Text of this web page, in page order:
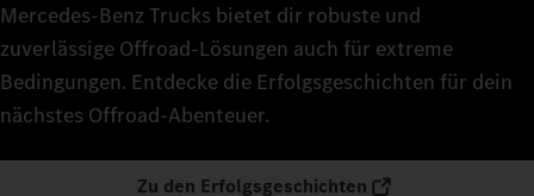
Mercedes‑Benz Trucks bietet dir robuste und
zuverlässige Offroad-Lösungen auch für extreme
Bedingungen. Entdecke die Erfolgsgeschichten für dein
nächstes Offroad-Abenteuer.
Zu den Erfolgsgeschichten